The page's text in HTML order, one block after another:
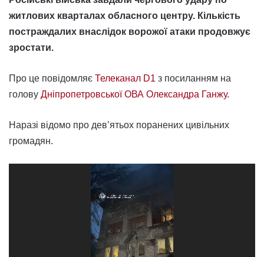
житлових кварталах обласного центру. Кількість
постраждалих внаслідок ворожої атаки продовжує
зростати.
Про це повідомляє Телеканал D1 з посиланням на
голову Дніпропетровської ОВА Олександра Ганжу.
Наразі відомо про дев’ятьох поранених цивільних
громадян.